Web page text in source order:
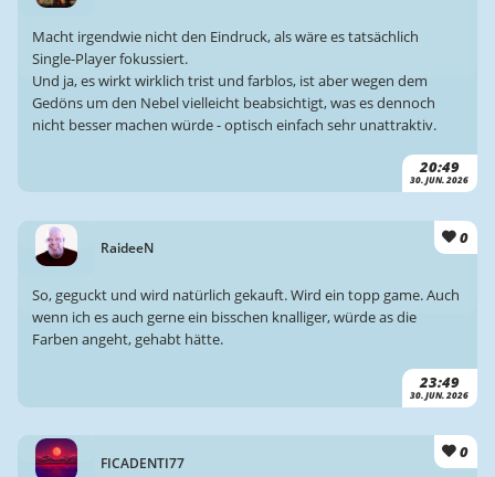
20:49
30. JUN. 2026
Macht irgendwie nicht den Eindruck, als wäre es tatsächlich
Single-Player fokussiert.
Und ja, es wirkt wirklich trist und farblos, ist aber wegen dem
Gedöns um den Nebel vielleicht beabsichtigt, was es dennoch
nicht besser machen würde - optisch einfach sehr unattraktiv.
RaideeN
0
23:49
30. JUN. 2026
So, geguckt und wird natürlich gekauft. Wird ein topp game. Auch
wenn ich es auch gerne ein bisschen knalliger, würde as die
Farben angeht, gehabt hätte.
FICADENTI77
0